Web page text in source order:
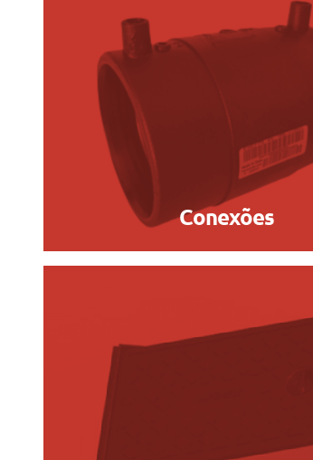
Conexões